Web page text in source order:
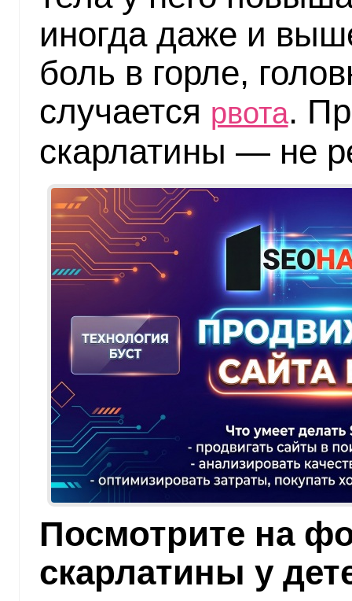
иногда даже и
боль в горле,
случается рвота.
скарлатины — не
Посмотрите на
скарлатины у